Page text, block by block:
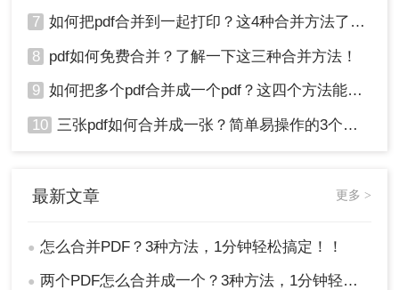
7 如何把pdf合并到一起打印？这4种合并方法了解一下！
8 pdf如何免费合并？了解一下这三种合并方法！
9 如何把多个pdf合并成一个pdf？这四个方法能帮助大家！
10 三张pdf如何合并成一张？简单易操作的3个方法！
最新文章 更多 >
● 怎么合并PDF？3种方法，1分钟轻松搞定！！
● 两个PDF怎么合并成一个？3种方法，1分钟轻松搞定！